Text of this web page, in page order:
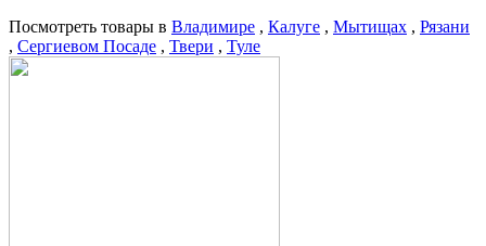
Посмотреть товары в Владимире , Калуге , Мытищах , Рязани
, Сергиевом Посаде , Твери , Туле